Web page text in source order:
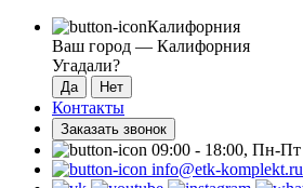
Калифорния
Ваш город — Калифорния
Угадали?
Контакты
Заказать звонок
09:00 - 18:00, Пн-Пт
info@etk-komplekt.ru